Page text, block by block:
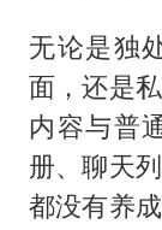
无论是独
面，还是
内容与普
册、聊天
都没有养